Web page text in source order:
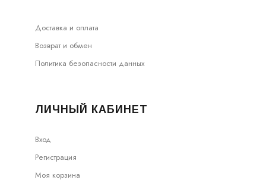
Доставка и оплата
Возврат и обмен
Политика безопасности данных
ЛИЧНЫЙ КАБИНЕТ
Вход
Регистрация
Моя корзина